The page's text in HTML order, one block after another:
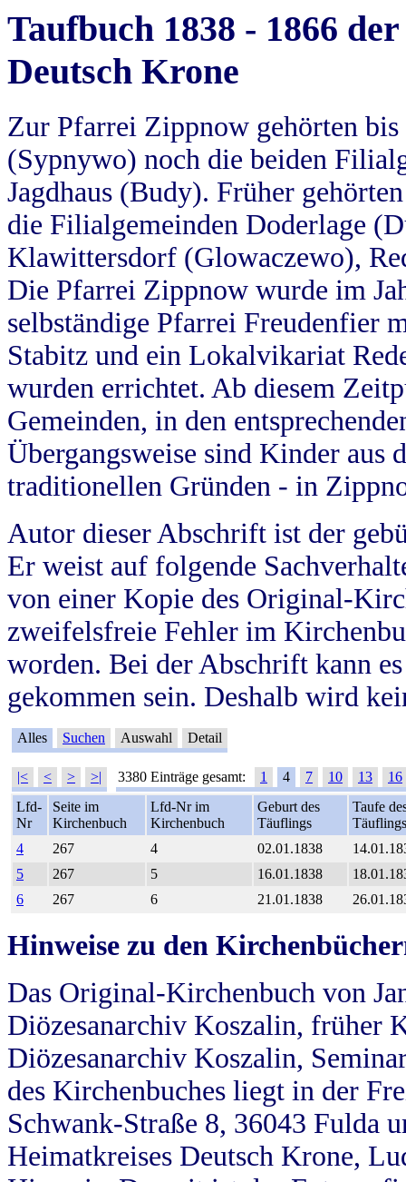
Taufbuch 1838 - 1866
Deutsch Krone
Zur Pfarrei Zippnow gehörten
(Sypnywo) noch die beiden
Jagdhaus (Budy). Früher
die Filialgemeinden Doderlage
Klawittersdorf (Glowaczewo),
Die Pfarrei Zippnow wurde im
selbständige Pfarrei Freudenfier
Stabitz und ein Lokalvikariat
wurden errichtet. Ab diesem
Gemeinden, in den
Übergangsweise sind Kinder aus
traditionellen Gründen - in
Autor dieser Abschrift ist der
Er weist auf folgende
von einer Kopie des Original-
zweifelsfreie Fehler im
worden. Bei der Abschrift kann
gekommen sein. Deshalb wird
Alles Suchen Auswahl Detail
|< < > >| 3380 Einträge gesamt: 1 4 7 10 13
16
Lfd-
Nr
Seite im
Kirchenbuch
Lfd-Nr im
Kirchenbuch
Geburt des
Täuflings
Taufe
Täuflings
4
267 4 02.01.1838
5
267 5 16.01.1838
6
267 6 21.01.1838
Hinweise zu den
Das Original-Kirchenbuch von
Diözesanarchiv Koszalin, früher
Diözesanarchiv Koszalin,
des Kirchenbuches liegt in der
Schwank-Straße 8, 36043 Fulda
Heimatkreises Deutsch Krone,